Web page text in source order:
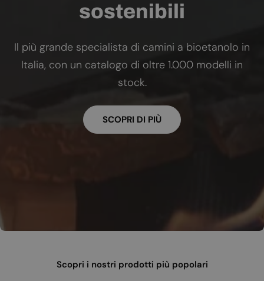
sostenibili
Il più grande specialista di camini a bioetanolo in
Italia, con un catalogo di oltre 1.000 modelli in
stock.
SCOPRI DI PIÙ
Scopri i nostri prodotti più popolari